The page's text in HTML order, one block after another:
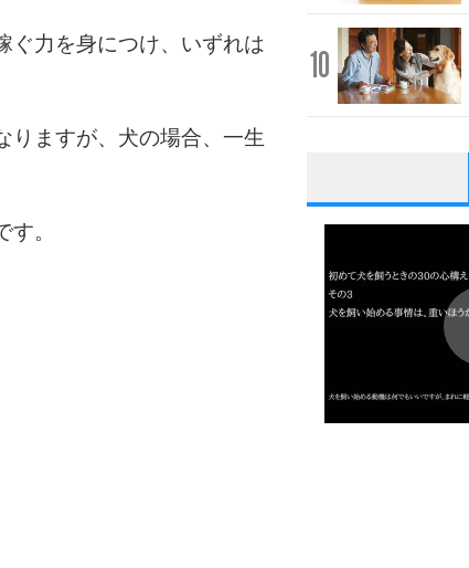
ぐ力を身につけ、いずれは
りますが、犬の場合、一生
。
10
1
3